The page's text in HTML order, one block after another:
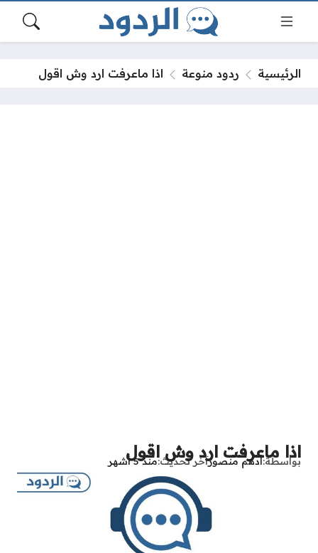
الرئيسية ردود منوعة اذا ماعرفت ارد وش اقول
اذا ماعرفت ارد وش اقول
بواسطة أدهم منصورآخر تحديث منذ 5 أشهر